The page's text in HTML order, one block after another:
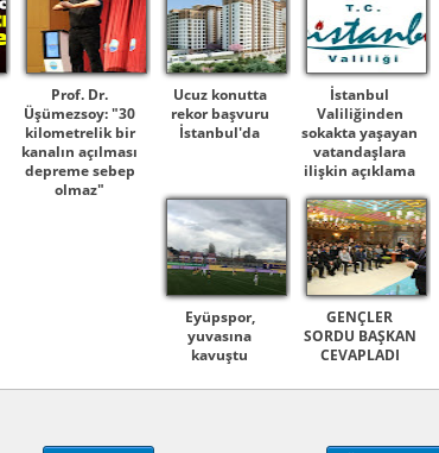
Prof. Dr.
Üşümezsoy: "30
kilometrelik bir
kanalın açılması
depreme sebep
olmaz"
Ucuz konutta
rekor başvuru
İstanbul'da
İstanbul
Valiliğinden
sokakta yaşayan
vatandaşlara
ilişkin açıklama
Eyüpspor,
yuvasına
kavuştu
GENÇLER
SORDU BAŞKAN
CEVAPLADI